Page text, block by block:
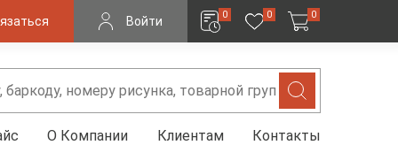
Войти 0 0 0
О Компании Клиентам Контакты